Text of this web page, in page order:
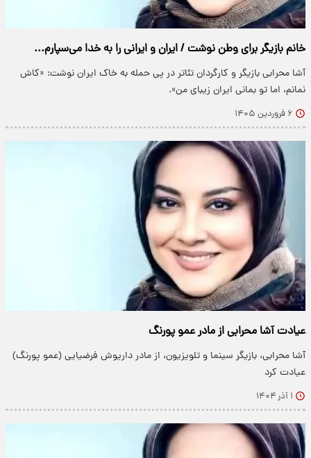
خانم بازیگر برای وطن نوشت / ایران و ایرانی را به خدا می‌سپارم...
آشا محرابی بازیگر و کارگردان تئاتر در پی حمله به خاک ایران نوشت: «کاش
نمانم، اما تو بمانی ایران زیبای من».
۶ فروردین ۱۴۰۵
عیادت آشا محرابی از مادر عمو پورنگ
آشا محرابی، بازیگر سینما و تلویزیون، از مادر داریوش فرضیایی (عمو پورنگ)
عیادت کرد
۱ آذر ۱۴۰۴